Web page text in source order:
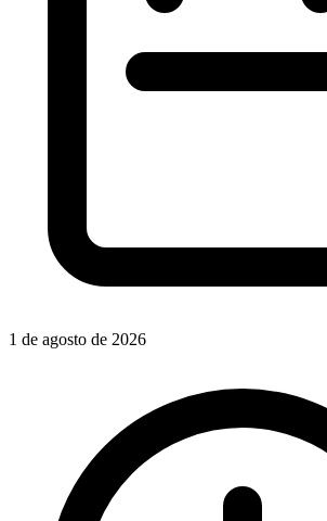
1 de agosto de 2026